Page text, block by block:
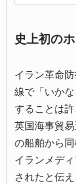
史上初の
イラン革命
線で「いか
することは許
英国海事貿
の船舶から同
イランメデ
されたと伝え